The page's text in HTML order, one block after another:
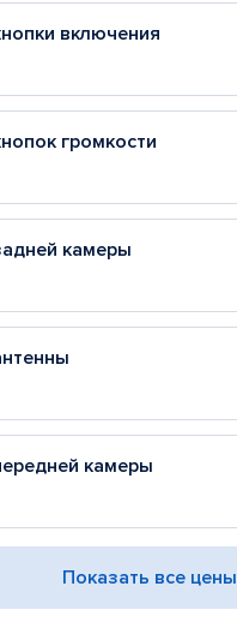
включения
громкости
камеры
камеры
Показать все цены